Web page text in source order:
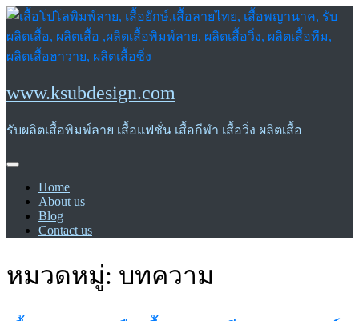
Skip
content
www.ksubdesign.com
รับผลิตเสื้อพิมพ์ลาย เสื้อแฟชั่น เสื้อกีฬา เสื้อวิ่ง ผลิตเสื้อ
Home
About us
Blog
Contact us
หมวดหมู่: บทความ